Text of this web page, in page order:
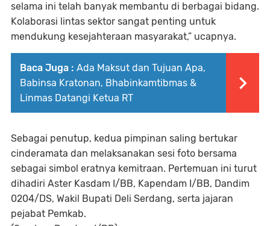
selama ini telah banyak membantu di berbagai bidang.
Kolaborasi lintas sektor sangat penting untuk
mendukung kesejahteraan masyarakat,” ucapnya.
Baca Juga : Ada Maksut dan Tujuan Apa,
Babinsa Kratonan, Bhabinkamtibmas &
Linmas Datangi Ketua RT
Sebagai penutup, kedua pimpinan saling bertukar
cinderamata dan melaksanakan sesi foto bersama
sebagai simbol eratnya kemitraan. Pertemuan ini turut
dihadiri Aster Kasdam I/BB, Kapendam I/BB, Dandim
0204/DS, Wakil Bupati Deli Serdang, serta jajaran
pejabat Pemkab.